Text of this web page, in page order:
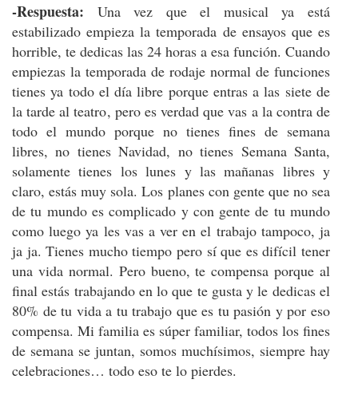
-Respuesta: Una vez que el musical ya está
estabilizado empieza la temporada de ensayos que es
horrible, te dedicas las 24 horas a esa función. Cuando
empiezas la temporada de rodaje normal de funciones
tienes ya todo el día libre porque entras a las siete de
la tarde al teatro, pero es verdad que vas a la contra de
todo el mundo porque no tienes fines de semana
libres, no tienes Navidad, no tienes Semana Santa,
solamente tienes los lunes y las mañanas libres y
claro, estás muy sola. Los planes con gente que no sea
de tu mundo es complicado y con gente de tu mundo
como luego ya les vas a ver en el trabajo tampoco, ja
ja ja. Tienes mucho tiempo pero sí que es difícil tener
una vida normal. Pero bueno, te compensa porque al
final estás trabajando en lo que te gusta y le dedicas el
80% de tu vida a tu trabajo que es tu pasión y por eso
compensa. Mi familia es súper familiar, todos los fines
de semana se juntan, somos muchísimos, siempre hay
celebraciones… todo eso te lo pierdes.